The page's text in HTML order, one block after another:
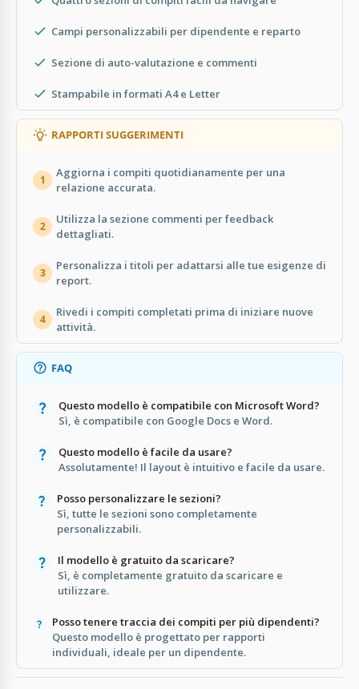
Campi personalizzabili per dipendente e reparto
Sezione di auto-valutazione e commenti
Stampabile in formati A4 e Letter
RAPPORTI SUGGERIMENTI
1
Aggiorna i compiti quotidianamente per una
relazione accurata.
2
Utilizza la sezione commenti per feedback
dettagliati.
3
Personalizza i titoli per adattarsi alle tue esigenze di
report.
4
Rivedi i compiti completati prima di iniziare nuove
attività.
FAQ
Questo modello è compatibile con Microsoft Word?
Sì, è compatibile con Google Docs e Word.
Questo modello è facile da usare?
Assolutamente! Il layout è intuitivo e facile da usare.
Posso personalizzare le sezioni?
Sì, tutte le sezioni sono completamente
personalizzabili.
Il modello è gratuito da scaricare?
Sì, è completamente gratuito da scaricare e
utilizzare.
Posso tenere traccia dei compiti per più dipendenti?
Questo modello è progettato per rapporti
individuali, ideale per un dipendente.